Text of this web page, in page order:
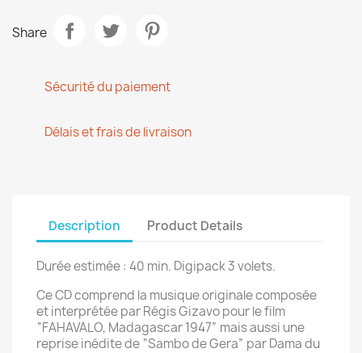
Share
Sécurité du paiement
Délais et frais de livraison
Description Product Details
Durée estimée : 40 min. Digipack 3 volets.
Ce CD comprend la musique originale composée
et interprétée par Régis Gizavo pour le film
“FAHAVALO, Madagascar 1947” mais aussi une
reprise inédite de “Sambo de Gera” par Dama du